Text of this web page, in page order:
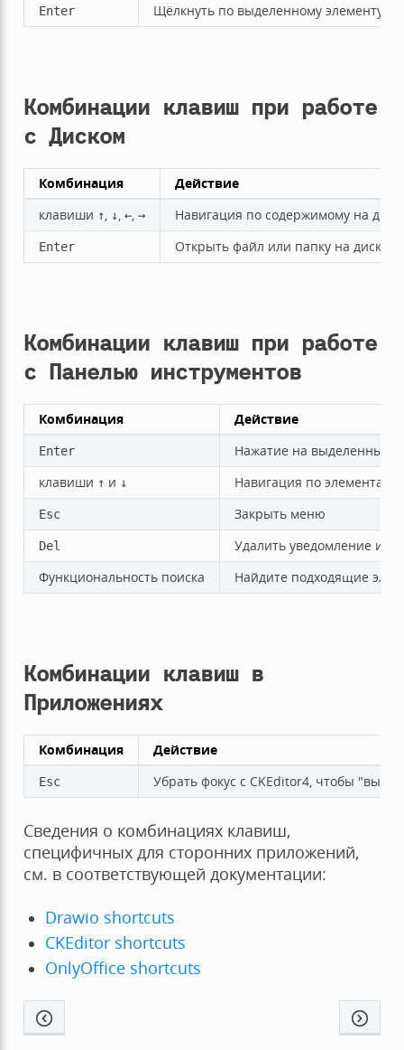
Enter Щёлкнуть по выделенному элементу
Комбинации клавиш при работе
с Диском
Комбинация
Действие
клавиши ↑, ↓, ←, → Навигация по содержимому на
Enter Открыть файл или папку на диске
Комбинации клавиш при работе
с Панелью инструментов
Комбинация Действие
Enter
Нажатие на выделенный
клавиши ↑ и ↓ Навигация по элементам
Esc Закрыть меню
Del
Удалить уведомление из
Функциональность поиска
Найдите подходящие
Комбинации клавиш в
Приложениях
Комбинация Действие
Esc Убрать фокус с CKEditor4, чтобы
Сведения о комбинациях клавиш,
специфичных для сторонних приложений,
см. в соответствующей документации:
Drawio shortcuts
CKEditor shortcuts
OnlyOffice shortcuts